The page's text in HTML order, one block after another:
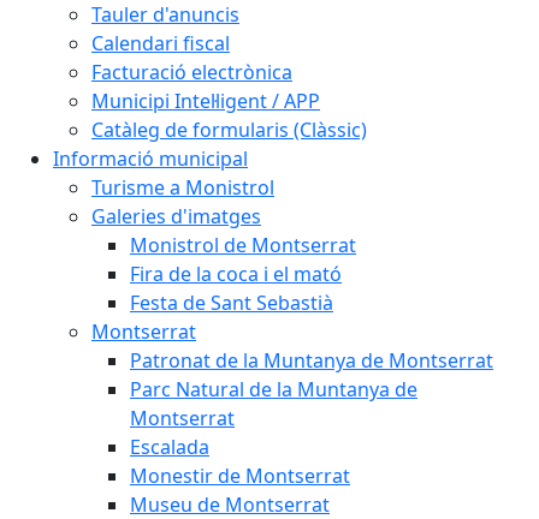
Tauler d'anuncis
Calendari fiscal
Facturació electrònica
Municipi Intel·ligent / APP
Catàleg de formularis (Clàssic)
Informació municipal
Turisme a Monistrol
Galeries d'imatges
Monistrol de Montserrat
Fira de la coca i el mató
Festa de Sant Sebastià
Montserrat
Patronat de la Muntanya de Montserrat
Parc Natural de la Muntanya de
Montserrat
Escalada
Monestir de Montserrat
Museu de Montserrat